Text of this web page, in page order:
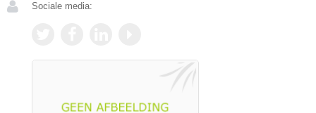
Sociale media: